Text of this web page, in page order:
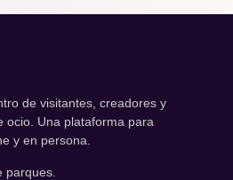
de visitantes, creadores y
ocio. Una plataforma para
y en persona.
parques.